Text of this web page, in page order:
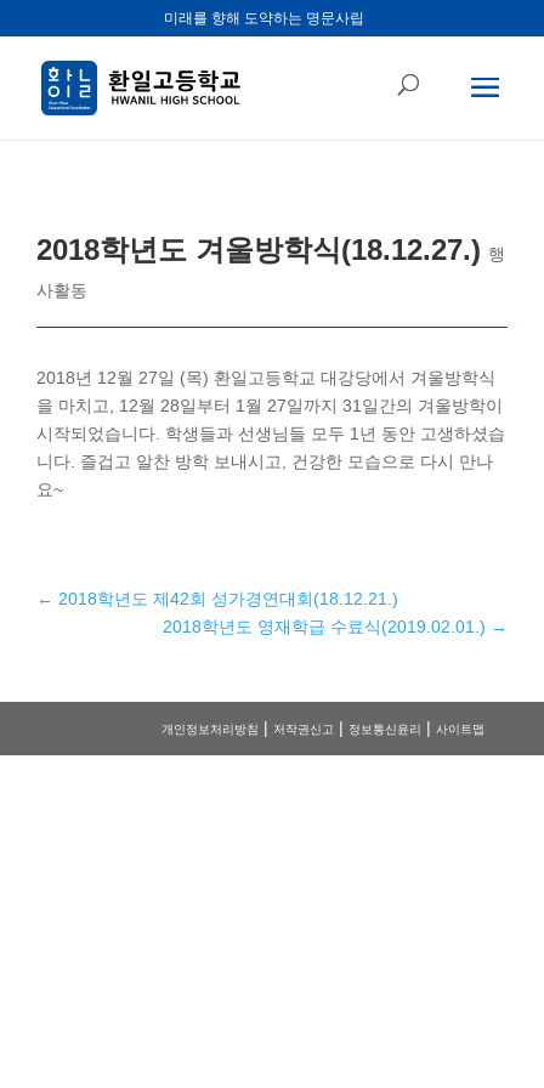
미래를 향해 도약하는 명문사립
2018학년도 겨울방학식(18.12.27.) 행
사활동
2018년 12월 27일 (목) 환일고등학교 대강당에서 겨울방학식
을 마치고, 12월 28일부터 1월 27일까지 31일간의 겨울방학이
시작되었습니다. 학생들과 선생님들 모두 1년 동안 고생하셨습
니다. 즐겁고 알찬 방학 보내시고, 건강한 모습으로 다시 만나
요~
← 2018학년도 제42회 성가경연대회(18.12.21.)
2018학년도 영재학급 수료식(2019.02.01.) →
개인정보처리방침 | 저작권신고 | 정보통신윤리 | 사이트맵